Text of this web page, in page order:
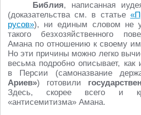
Библия, написанная
(доказательства см. в статье
русов»), ни единым словом не
такого безхозяйственного
Амана по отношению к своему
Но эти причины можно легко
весьма подробно описывает, как
в Персии (самоназвание
Ариев») готовили
Здесь, скорее всего и
«антисемитизма» Амана.